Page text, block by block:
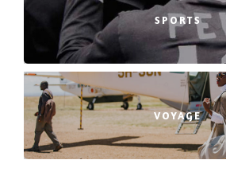
SPORTS
VOYAGE